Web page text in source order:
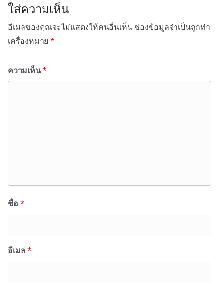
ใส่ความเห็น
อีเมลของคุณจะไม่แสดงให้คนอื่นเห็น ช่องข้อมูลจำเป็นถูกทำ
เครื่องหมาย *
ความเห็น*
ชื่อ *
อีเมล *